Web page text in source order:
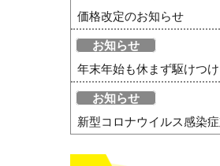
価格改定のお知らせ
お知らせ
年末年始も休まず駆けつけ
お知らせ
新型コロナウイルス感染